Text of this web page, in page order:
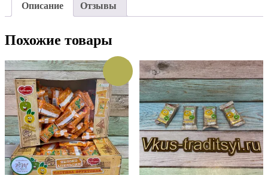
Описание Отзывы
Похожие товары